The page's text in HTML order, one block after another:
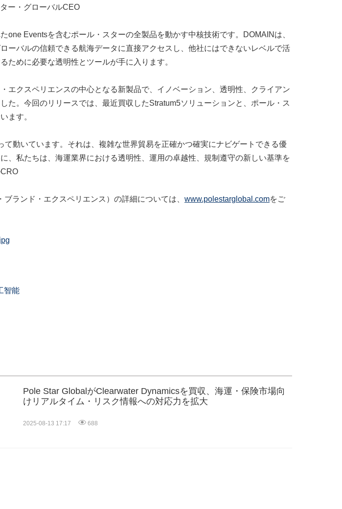
ー・グローバルCEO
Eventsを含むポール・スターの全製品を動かす中核技術です。DOMAINは、
ーバルの信頼できる航海データに直接アクセスし、他社にはできないレベルで活
ために必要な透明性とツールが手に入ります。
エクスペリエンスの中心となる新製品で、イノベーション、透明性、クライアン
た。今回のリリースでは、最近買収したStratum5ソリューションと、ポール・ス
ます。
動いています。それは、複雑な世界貿易を正確かつ確実にナビゲートできる優
、私たちは、海運業界における透明性、運用の卓越性、規制遵守の新しい基準を
ランド・エクスペリエンス）の詳細については、 www.polestarglobal.comをご
智能
Pole Star GlobalがClearwater Dynamicsを買収、海運・保険市場向
けリアルタイム・リスク情報への対応力を拡大
2025-08-13 17:17 688